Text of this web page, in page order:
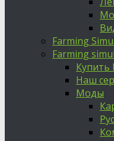
Farming
Farming
Купить
Наш
Моды